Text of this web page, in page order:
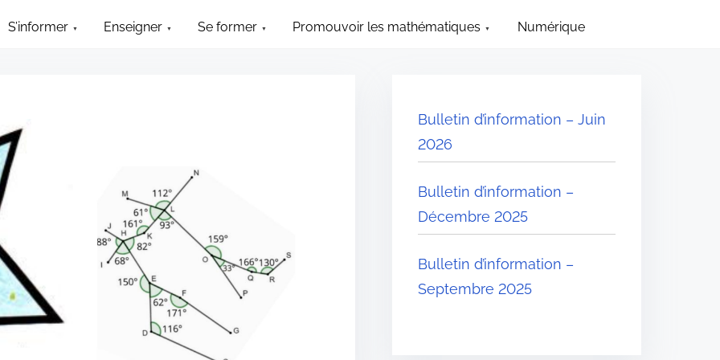
S’informer Enseigner Se former Promouvoir les mathématiques Numérique
Bulletin d’information – Juin
2026
Bulletin d’information –
Décembre 2025
Bulletin d’information –
Septembre 2025